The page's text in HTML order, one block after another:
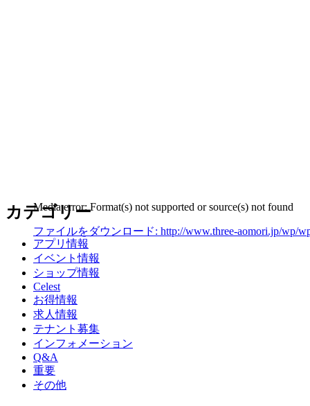
Media error: Format(s) not supported or source(s) not found
ファイルをダウンロード: http://www.three-aomori.jp/wp/
00:00
カテゴリー
アプリ情報
イベント情報
ショップ情報
Celest
お得情報
求人情報
テナント募集
インフォメーション
Q&A
重要
その他